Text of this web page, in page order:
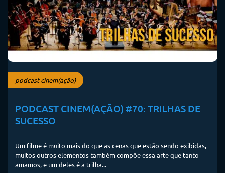
podcast cinem(ação)
PODCAST CINEM(AÇÃO) #70: TRILHAS DE
SUCESSO
Um filme é muito mais do que as cenas que estão sendo exibidas,
muitos outros elementos também compõe essa arte que tanto
amamos, e um deles é a trilha...